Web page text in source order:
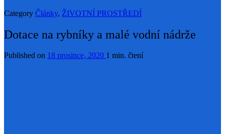
Category Články, ŽIVOTNÍ PROSTŘEDÍ
Dotace na rybníky a malé vodní nádrže
Published on 18 prosince, 2020 1 min. čtení